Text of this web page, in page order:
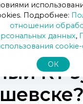
КТ
Подробнее:
отношении
данных,
ОК